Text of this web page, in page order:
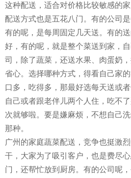
这种配送，适合对价格比较敏感的家
配送方式也是五花八门。有的公司
有的呢，是每周固定几天送。有的
好，有的呢，就是整个菜送到家，
司，除了蔬菜，还送水果、肉蛋奶
省心。选择哪种方式，得看自己家
口多，吃得多，那最好选每天送或
自己或者跟老伴儿两个人住，吃不
次就够啦。要是嫌麻烦，不想自己
那种。
广州的家庭蔬菜配送，竞争也挺激
干，大家为了吸引客户，也是费尽
门，还帮忙放到厨房。有的公司呢